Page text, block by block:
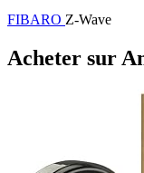
FIBARO Z-Wave
Acheter sur